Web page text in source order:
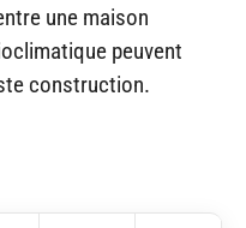
une maison
peuvent
construction.